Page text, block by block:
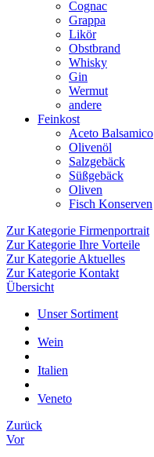
Cognac
Grappa
Likör
Obstbrand
Whisky
Gin
Wermut
andere
Feinkost
Aceto Balsamico
Olivenöl
Salzgebäck
Süßgebäck
Oliven
Fisch Konserven
Zur Kategorie Firmenportrait
Zur Kategorie Ihre Vorteile
Zur Kategorie Aktuelles
Zur Kategorie Kontakt
Übersicht
Unser Sortiment
Wein
Italien
Veneto
Zurück
Vor